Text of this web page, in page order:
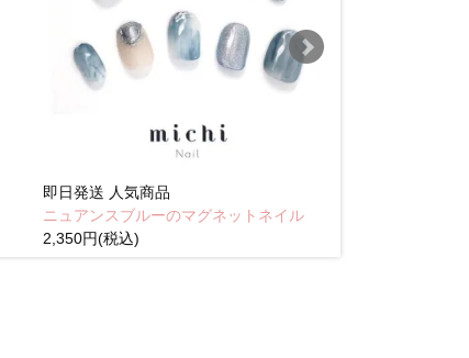
即日発送 人気商品
ニュアンスブルーのマグネットネイル
2,350円(税込)